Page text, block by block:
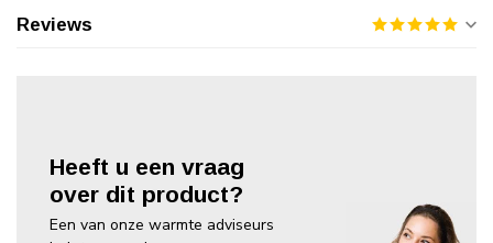
Reviews
Heeft u een vraag
over dit product?
Een van onze warmte adviseurs